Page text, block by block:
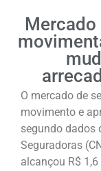
Mercado
O mercado de
movimento e
segundo dados
Seguradoras
alcançou R$